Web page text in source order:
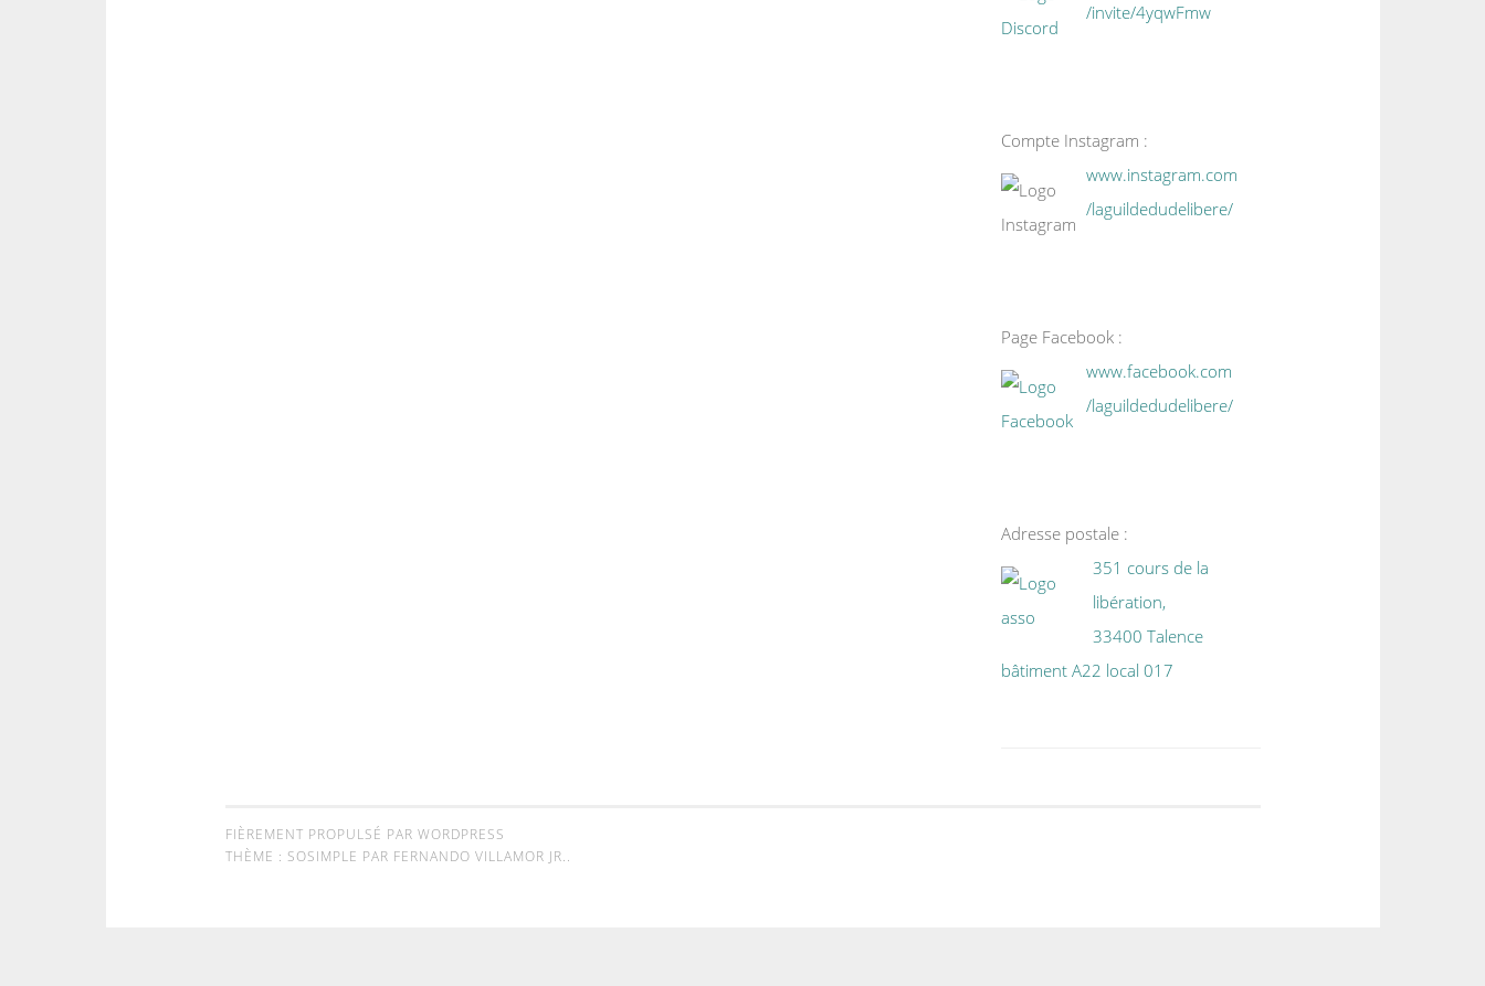
/invite/4yqwFmw
Compte Instagram :
www.instagram.com
/laguildedudelibere/
Page Facebook :
www.facebook.com
/laguildedudelibere/
Adresse postale :
351 cours de la
libération,
33400 Talence
bâtiment A22 local 017
FIÈREMENT PROPULSÉ PAR WORDPRESS
THÈME : SOSIMPLE PAR FERNANDO VILLAMOR JR..